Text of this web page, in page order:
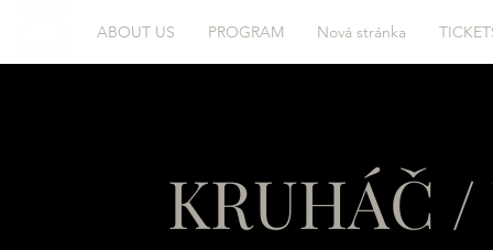
ABOUT US PROGRAM Nová stránka
KRUHÁČ